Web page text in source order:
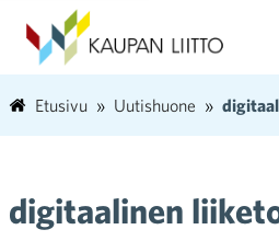
Etusivu Uutishuone
digitaalinen